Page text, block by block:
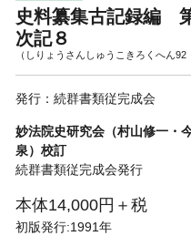
史料纂集古記録編
次記８
（しりょうさんしゅうこきろくへん
発行：続群書類従完成会
妙法院史研究会（村山修一・
泉）校訂
続群書類従完成会発行
本体14,000円＋税
初版発行:1991年